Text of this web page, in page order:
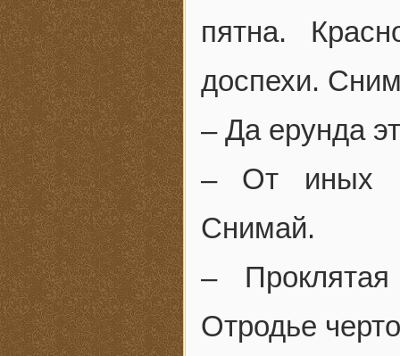
пятна.
доспехи.
– Да ерунда
– От иных
Снимай.
–
Отродье